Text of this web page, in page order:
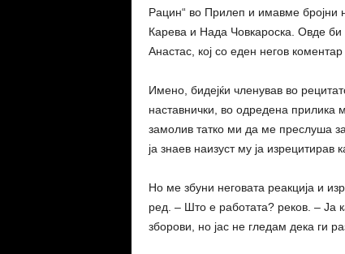
Рацин“ во Прилеп и имавме бројни
Карева и Нада Човкароска. Овде би
Анастас, кој со еден негов
Имено, бидејќи членував во
наставнички, во одредена
замолив татко ми да ме преслуша
ја знаев наизуст му ја
Но ме збуни неговата реакција и
ред. – Што е работата? реков. – Ја
зборови, но јас не гледам дека ги